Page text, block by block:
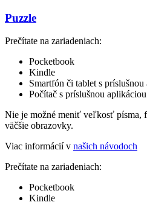
Puzzle
Prečítate na zariadeniach:
Pocketbook
Kindle
Smartfón či tablet s
Počítač s príslušnou aplikáciou
Nie je možné meniť veľkosť písma,
väčšie obrazovky.
Viac informácií v našich návodoch
Prečítate na zariadeniach:
Pocketbook
Kindle